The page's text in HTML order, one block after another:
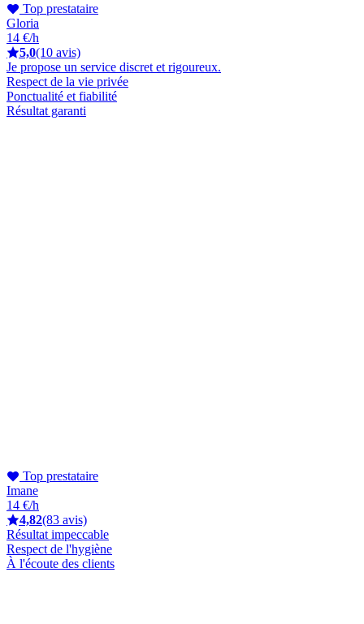
Top prestataire
Gloria
14 €/h
5,0(10 avis)
Je propose un service discret et rigoureux.
Respect de la vie privée
Ponctualité et fiabilité
Résultat garanti
Top prestataire
Imane
14 €/h
4,82(83 avis)
Résultat impeccable
Respect de l'hygiène
À l'écoute des clients